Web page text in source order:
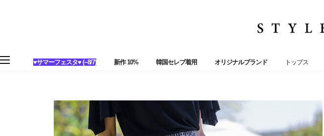
♥サマーフェスタ♥ (~8/7) 新作 10% 韓国セレブ着用 オリジナルブランド トップス